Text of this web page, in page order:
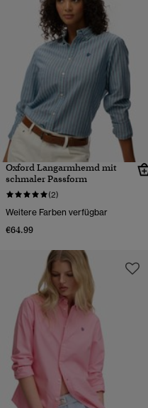
Oxford Langarmhemd mit
schmaler Passform
(2)
Weitere Farben verfügbar
€64.99